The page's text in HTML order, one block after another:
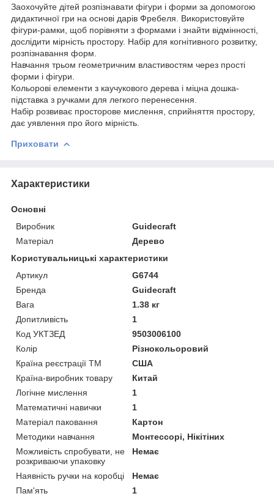
Заохочуйте дітей розпізнавати фігури і форми за допомогою
дидактичної гри на основі дарів Фребеля. Використовуйте
фігури-рамки, щоб порівняти з формами і знайти відмінності,
дослідити мірність простору. Набір для когнітивного розвитку,
розпізнавання форм.
Навчання трьом геометричним властивостям через прості
форми і фігури.
Кольорові елементи з каучукового дерева і міцна дошка-
підставка з ручками для легкого перенесення.
Набір розвиває просторове мислення, сприйняття простору,
дає уявлення про його мірність.
Приховати
Характеристики
Основні
Виробник
Guidecraft
Матеріал
Дерево
Користувальницькі характеристики
Артикул
G6744
Бренда
Guidecraft
Вага
1.38 кг
Допитливість
1
Код УКТЗЕД
9503006100
Колір
Різнокольоровий
Країна реєстрації ТМ
США
Країна-виробник товару
Китай
Логічне мислення
1
Математичні навички
1
Матеріал паковання
Картон
Методики навчання
Монтессорі, Нікітіних
Можливість спробувати, не
розкриваючи упаковку
Немає
Наявність ручки на коробці
Немає
Пам'ять
1